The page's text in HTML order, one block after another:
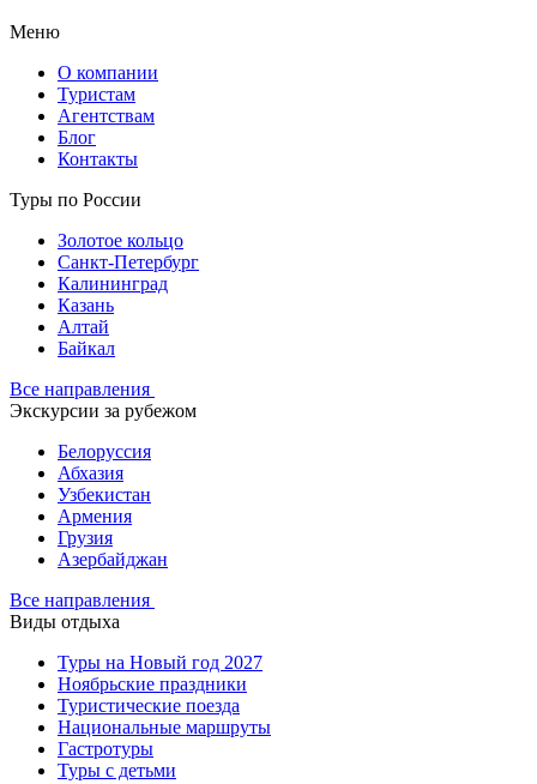
Меню
О компании
Туристам
Агентствам
Блог
Контакты
Туры по России
Золотое кольцо
Санкт-Петербург
Калининград
Казань
Алтай
Байкал
Все направления
Экскурсии за рубежом
Белоруссия
Абхазия
Узбекистан
Армения
Грузия
Азербайджан
Все направления
Виды отдыха
Туры на Новый год 2027
Ноябрьские праздники
Туристические поезда
Национальные маршруты
Гастротуры
Туры с детьми